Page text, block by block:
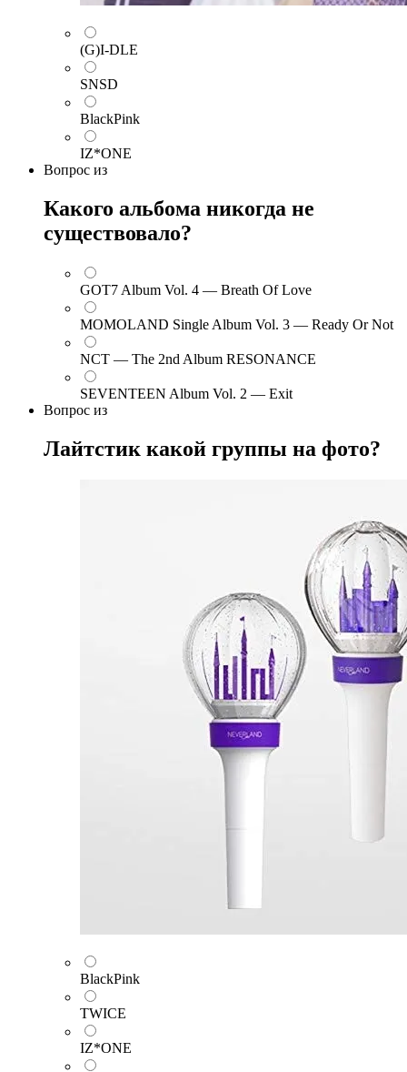
(G)I-DLE
SNSD
BlackPink
IZ*ONE
Вопрос из
Какого альбома никогда не
существовало?
GOT7 Album Vol. 4 — Breath Of Love
MOMOLAND Single Album Vol. 3 — Ready Or Not
NCT — The 2nd Album RESONANCE
SEVENTEEN Album Vol. 2 — Exit
Вопрос из
Лайтстик какой группы на фото?
BlackPink
TWICE
IZ*ONE